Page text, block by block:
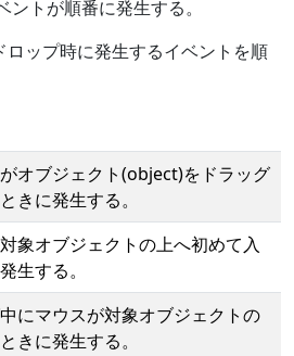
トが順番に発生する。
ップ時に発生するイベントを順
オブジェクト(object)をドラッグ
きに発生する。
象オブジェクトの上へ初めて入
生する。
にマウスが対象オブジェクトの
きに発生する。